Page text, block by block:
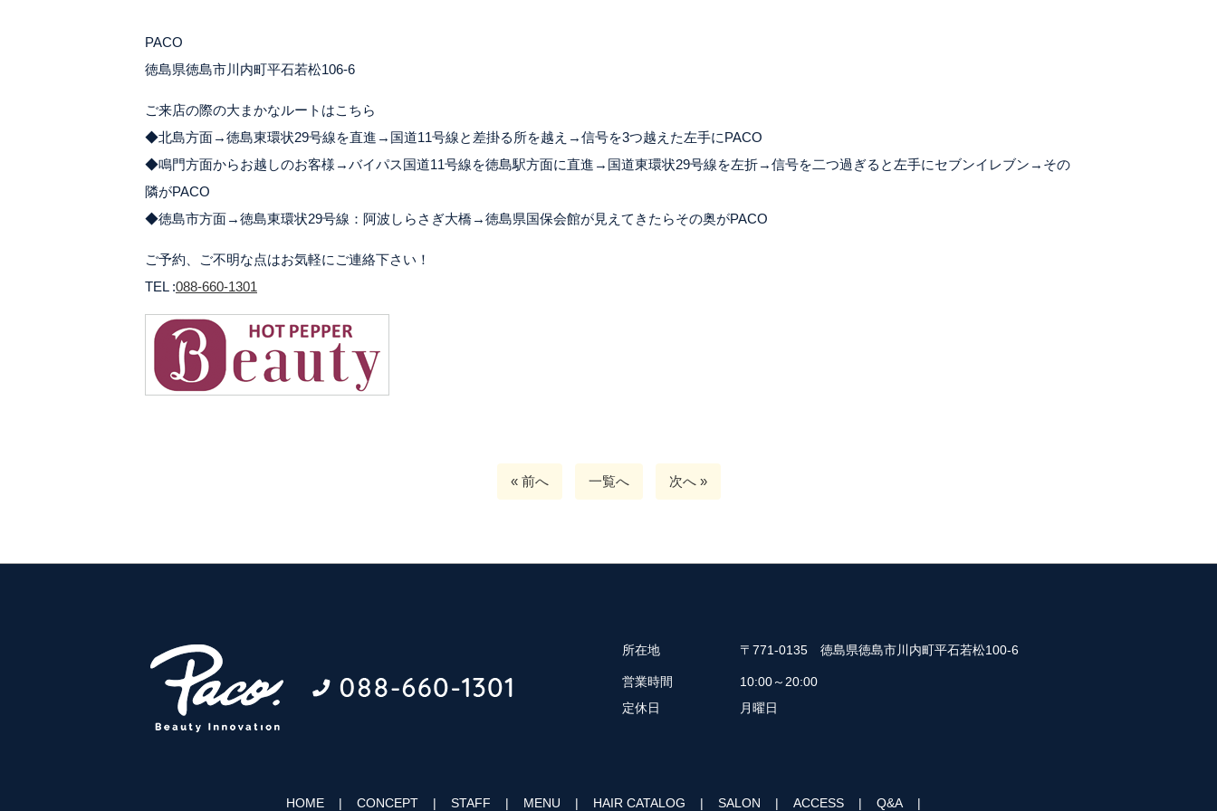
PACO
徳島県徳島市川内町平石若松106-6
ご来店の際の大まかなルートはこちら
◆北島方面→徳島東環状29号線を直進→国道11号線と差掛る所を越え→信号を3つ越えた左手にPACO
◆鳴門方面からお越しのお客様→バイパス国道11号線を徳島駅方面に直進→国道東環状29号線を左折→信号を二つ過ぎると左手にセブンイレブン→その
隣がPACO
◆徳島市方面→徳島東環状29号線：阿波しらさぎ大橋→徳島県国保会館が見えてきたらその奥がPACO
ご予約、ご不明な点はお気軽にご連絡下さい！
TEL :088-660-1301
« 前へ 一覧へ 次へ »
所在地 〒771-0135 徳島県徳島市川内町平石若松100-6
営業時間
10:00～20:00
定休日
月曜日
HOME CONCEPT STAFF MENU HAIR CATALOG SALON ACCESS Q&A